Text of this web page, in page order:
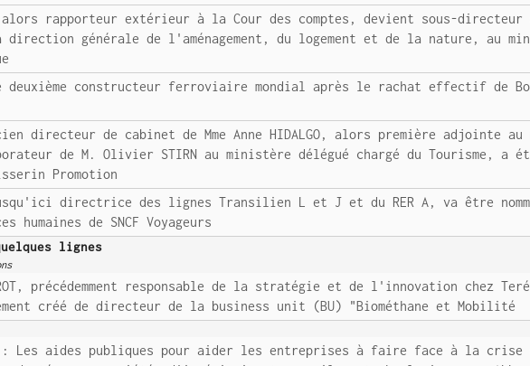
rapporteur extérieur à la Cour des comptes, devient sous-directeur
générale de l'aménagement, du logement et de la nature, au
deuxième constructeur ferroviaire mondial après le rachat effectif de
directeur de cabinet de Mme Anne HIDALGO, alors première adjointe au
de M. Olivier STIRN au ministère délégué chargé du Tourisme, a été
Promotion
jusqu'ici directrice des lignes Transilien L et J et du RER A, va être
de SNCF Voyageurs
lignes
précédemment responsable de la stratégie et de l'innovation chez
créé de directeur de la business unit (BU) "Biométhane et Mobilité
: Les aides publiques pour aider les entreprises à faire face à la crise